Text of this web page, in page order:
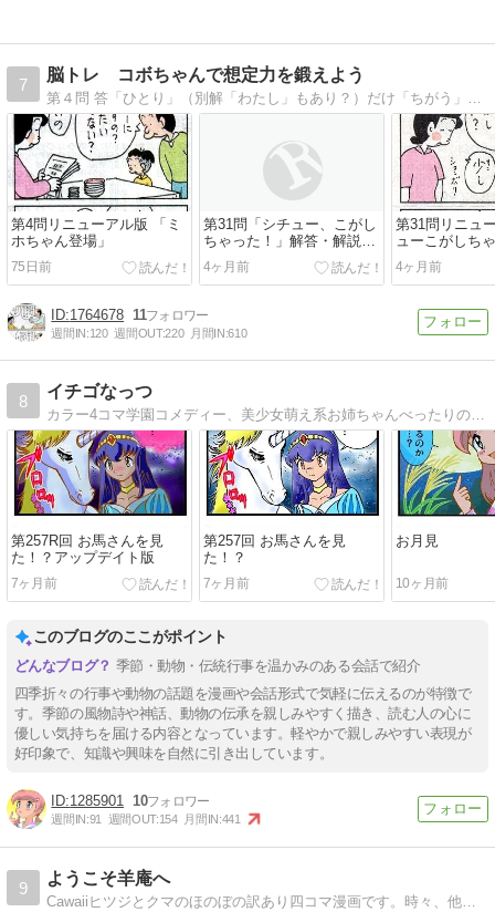
7
脳トレ コボちゃんで想定力を鍛えよう
第4問リニューアル版 「ミ
ホちゃん登場」
75日前
第31問「シチュー、こがし
ちゃった！」解答・解説編
リニューアル
4ヶ月前
第31問リニュ
ューこがしち
4ヶ月前
1764678 11
週間IN:120 週間OUT:220 月間IN:610
8
イチゴなっつ
カラー4コマ学園コメディー、美少女萌え系お姉ちゃんべったりの高校生の苺夏メグを中心のほのぼのカラー4コマwebまんがです
第257R回 お馬さんを見
た！？アップデイト版
7ヶ月前
第257回 お馬さんを見
た！？
7ヶ月前
お月見
10ヶ月前
このブログのここがポイント
季節・動物・伝統行事を温かみのある会話で紹介
四季折々の行事や動物の話題を漫画や会話形式で気軽に伝えるのが特徴で
す。季節の風物詩や神話、動物の伝承を親しみやすく描き、読む人の心に
優しい気持ちを届ける内容となっています。軽やかで親しみやすい表現が
好印象で、知識や興味を自然に引き出しています。
1285901 10
週間IN:91 週間OUT:154 月間IN:441
9
ようこそ羊庵へ
Cawaiiヒツジとクマのほのぼの訳あり四コマ漫画です。時々、他のアニマルやマンガも出てくるよ（ひつじ昔話・羊小劇場）